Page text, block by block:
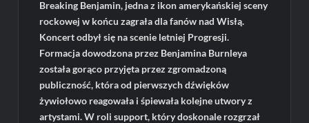
Breaking Benjamin, jedna z ikon amerykańskiej sceny
rockowej w końcu zagrała dla fanów nad Wisłą.
Koncert odbył się na scenie letniej Progresji.
Formacja dowodzona przez Benjamina Burnleya
została gorąco przyjęta przez zgromadzoną
publiczność, która od pierwszych dźwięków
żywiołowo reagowała i śpiewała kolejne utwory z
artystami. W roli support, który doskonale rozgrzał